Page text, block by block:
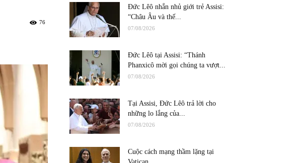
76
Đức Lêô nhắn nhủ giới trẻ Assisi:
“Châu Âu và thế...
07/08/2026
Đức Lêô tại Assisi: “Thánh
Phanxicô mời gọi chúng ta vượt...
07/08/2026
Tại Assisi, Đức Lêô trả lời cho
những lo lắng của...
07/08/2026
Cuộc cách mạng thầm lặng tại